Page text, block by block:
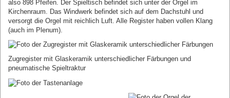
also 898 Pfeifen. Der Spieltisch befindet sich unter der Orgel im
Kirchenraum. Das Windwerk befindet sich auf dem Dachstuhl und
versorgt die Orgel mit reichlich Luft. Alle Register haben vollen Klang
(auch im Plenum).
Zugregister mit Glaskeramik unterschiedlicher Färbungen und
pneumatische Spieltraktur